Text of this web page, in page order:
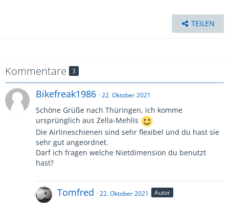
TEILEN
Kommentare 3
Bikefreak1986 22. Oktober 2021
Schöne Grüße nach Thüringen, ich komme
ursprünglich aus Zella-Mehlis
Die Airlineschienen sind sehr flexibel und du hast sie
sehr gut angeordnet.
Darf ich fragen welche Nietdimension du benutzt
hast?
Tomfred 22. Oktober 2021 Autor